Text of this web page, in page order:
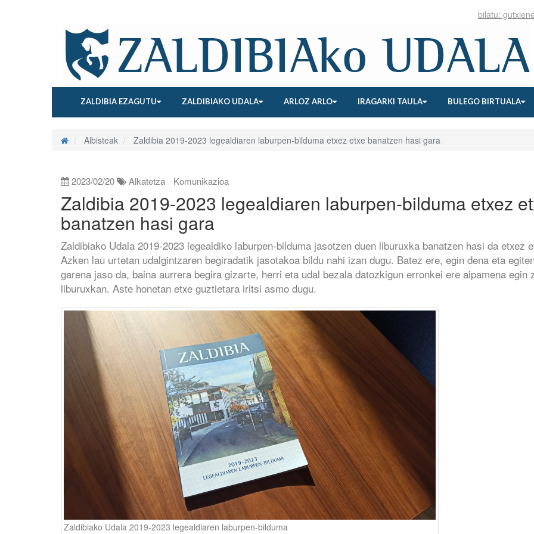
ZALDIBIA EZAGUTU ZALDIBIAKO UDALA ARLOZ ARLO IRAGARKI TAULA BULEGO BIRTUALA
Albisteak Zaldibia 2019-2023 legealdiaren laburpen-bilduma etxez etxe banatzen hasi gara
2023/02/20 Alkatetza Komunikazioa
Zaldibia 2019-2023 legealdiaren laburpen-bilduma etxez
banatzen hasi gara
Zaldibiako Udala 2019-2023 legealdiko laburpen-bilduma jasotzen duen liburuxka banatzen hasi da etxez
Azken lau urtetan udalgintzaren begiradatik jasotakoa bildu nahi izan dugu. Batez ere, egin dena eta
garena jaso da, baina aurrera begira gizarte, herri eta udal bezala datozkigun erronkei ere aipamena egin
liburuxkan. Aste honetan etxe guztietara iritsi asmo dugu.
Zaldibiako Udala 2019-2023 legealdiaren laburpen-bilduma